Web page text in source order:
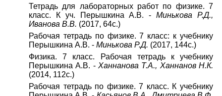
Тетрадь для лабораторных работ по физике. 7
класс. К уч. Перышкина А.В. -Минькова Р.Д.,
Иванова В.В. (2017, 64с.)
Рабочая тетрадь по физике. 7 класс: к учебнику
Перышкина А.В. - Минькова Р.Д. (2017, 144с.)
Физика. 7 класс. Рабочая тетрадь к учебнику
Перышкина А.В. - Ханнанова Т.А., Ханнанов Н.К.
(2014, 112с.)
Рабочая тетрадь по физике. 7 класс. К учебнику